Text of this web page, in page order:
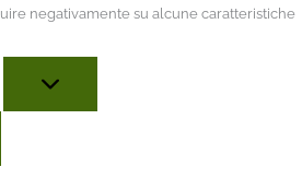
negativamente su alcune caratteristiche